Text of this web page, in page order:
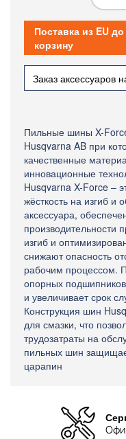
Пильные шины X-
Husqvarna AB при
качественные
инновационные
Husqvarna X-Force –
жёсткость на изгиб и
аксессуара,
производительности
изгиб и
снижают опасность
рабочим процессом.
опорных подшипников
и увеличивает срок
Конструкция шин
для смазки, что
трудозатраты на
пильных шин
царапин
Поставка из EU
корзину
Заказ аксессуаров